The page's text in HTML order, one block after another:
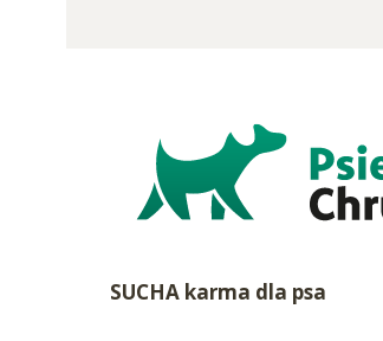
SUCHA karma dla psa